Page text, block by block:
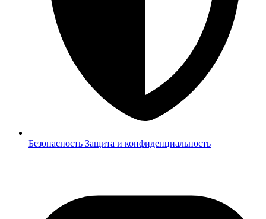
Безопасность Защита и конфиденциальность